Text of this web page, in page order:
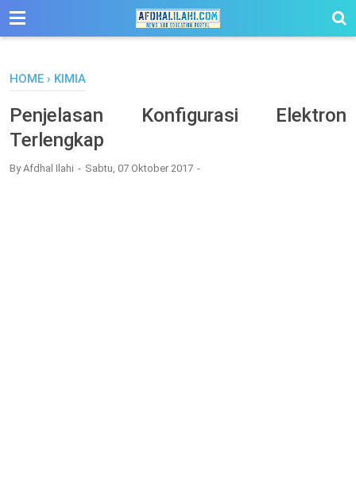
-->
HOME › KIMIA
Penjelasan Konfigurasi Elektron
Terlengkap
ByAfdhal Ilahi Sabtu, 07 Oktober 2017